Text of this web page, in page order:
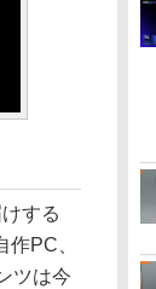
する
PC、
ツは今